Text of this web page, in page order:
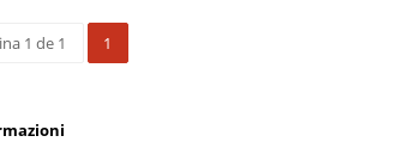
1 de 1 1